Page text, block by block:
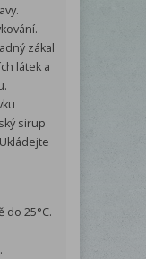
zákal
látek a
sirup
do 25°C.